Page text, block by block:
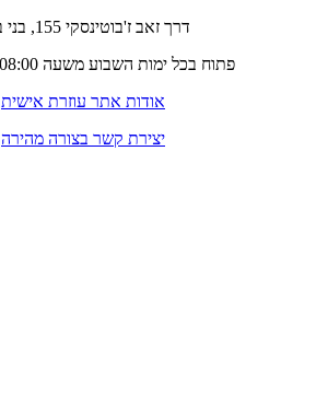
דרך זאב ז'בוטינסקי 155, בני ברק
פתוח בכל ימות השבוע משעה 08:00 עד 19:00
אודות אתר עוזרת אישית
יצירת קשר בצורה מהירה